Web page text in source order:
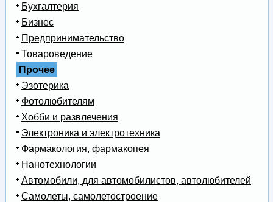
Бухгалтерия
Бизнес
Предпринимательство
Товароведение
Прочее
Эзотерика
Фотолюбителям
Хобби и развлечения
Электроника и электротехника
Фармакология, фармакопея
Нанотехнологии
Автомобили, для автомобилистов, автолюбителей
Самолеты, самолетостроение